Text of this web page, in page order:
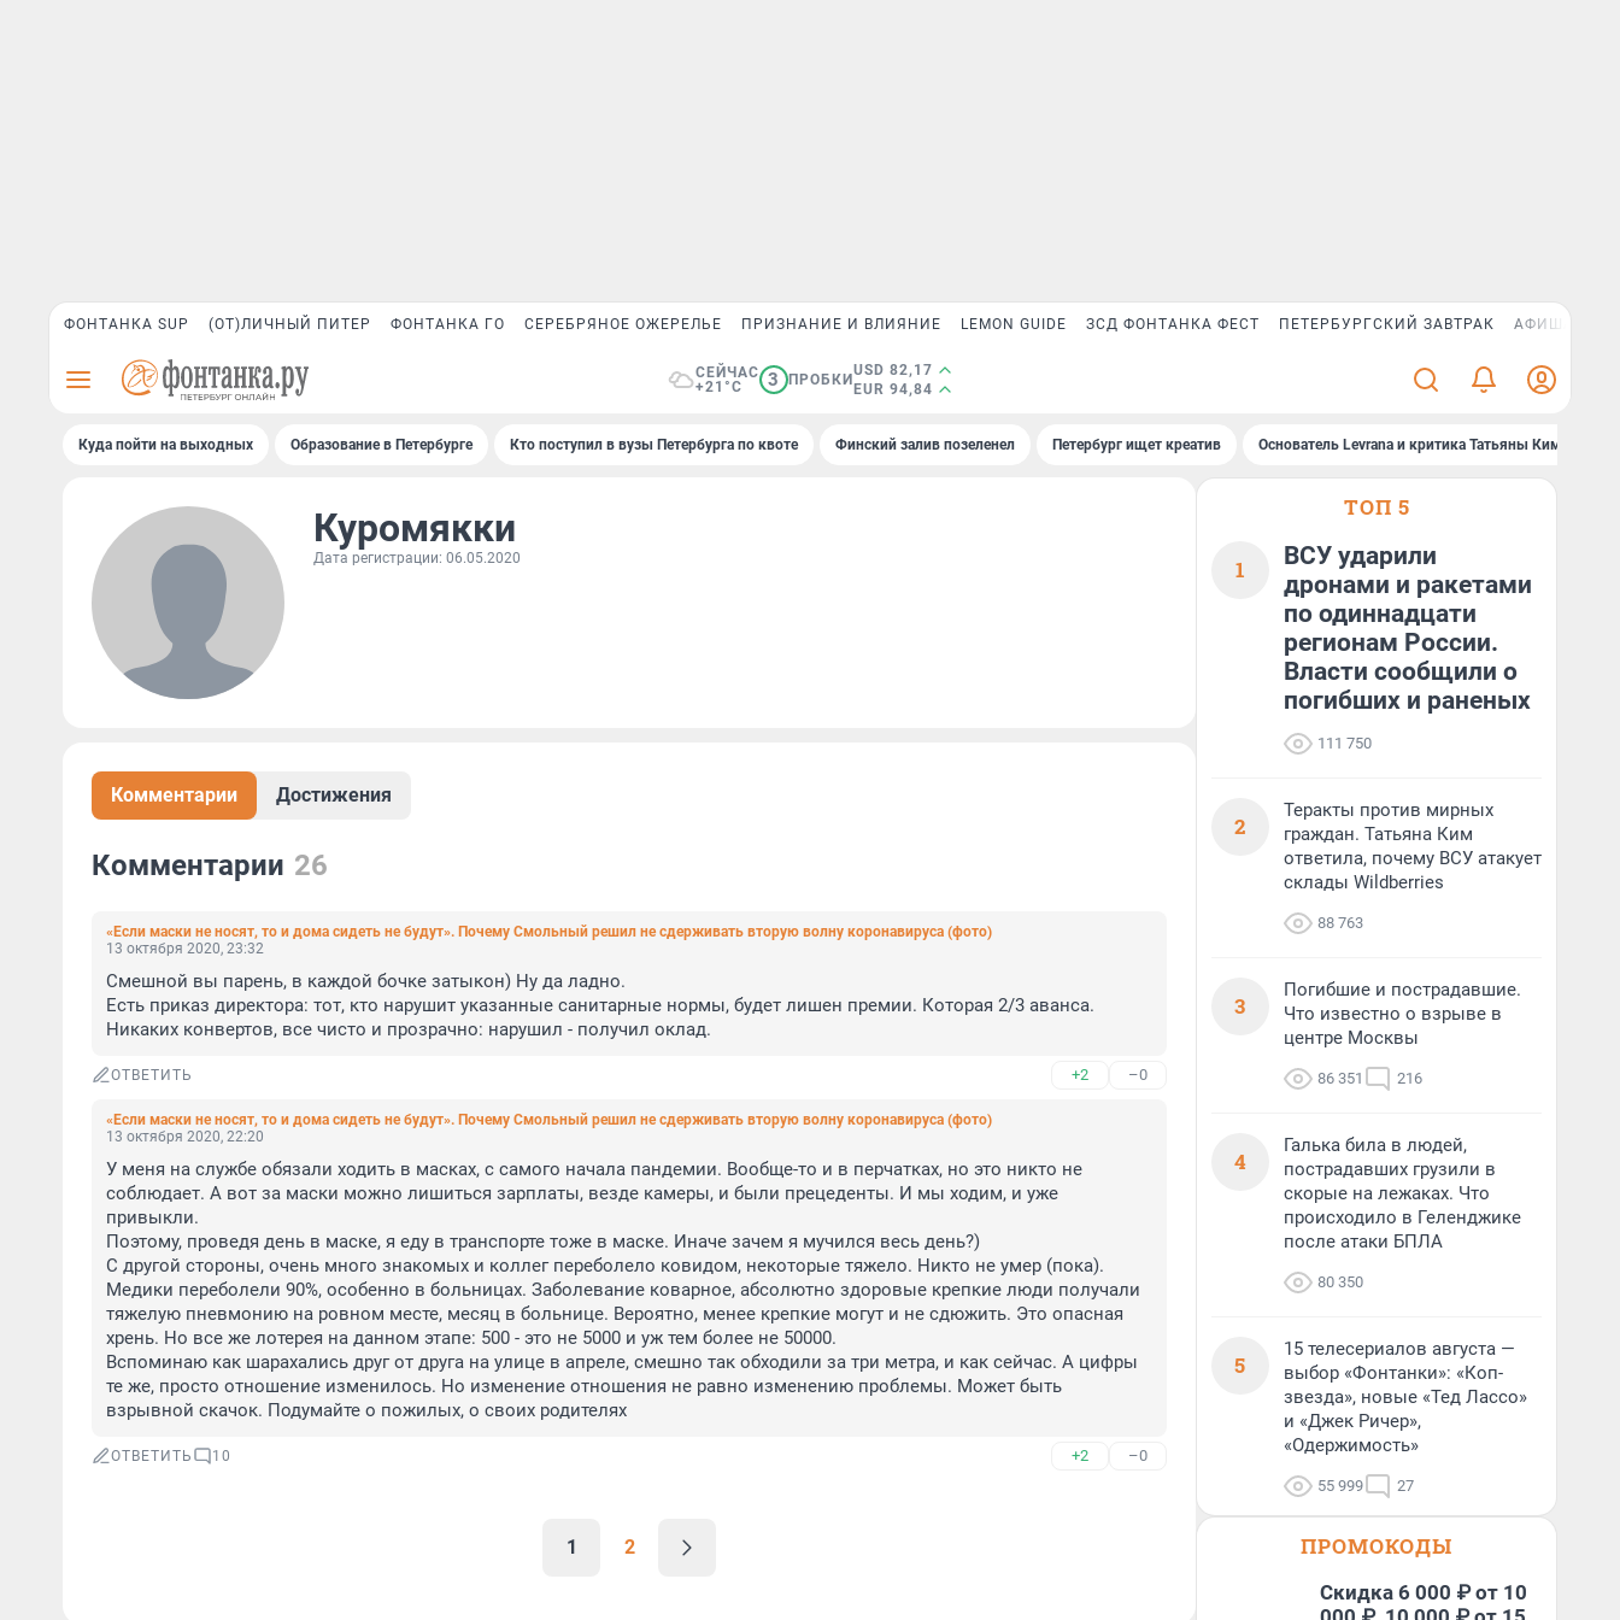
ФОНТАНКА SUP (ОТ)ЛИЧНЫЙ ПИТЕР ФОНТАНКА ГО СЕРЕБРЯНОЕ ОЖЕРЕЛЬЕ ПРИЗНАНИЕ И ВЛИЯНИЕ LEMON GUIDE ЗСД ФОНТАНКА ФЕСТ ПЕТЕРБУРГСКИЙ ЗАВТРАК АФИША PLUS
СЕЙЧАС
+21°C
3 ПРОБКИ
USD 82,17
EUR 94,84
Куда пойти на выходных Образование в Петербурге Кто поступил в вузы Петербурга по квоте Финский залив позеленел Петербург ищет креатив Основатель Levrana и критика Татьяны Ким
Куромякки
Дата регистрации: 06.05.2020
Комментарии Достижения
Комментарии 26
«Если маски не носят, то и дома сидеть не будут». Почему Смольный решил не сдерживать вторую волну коронавируса (фото)
13 октября 2020, 23:32
Смешной вы парень, в каждой бочке затыкон) Ну да ладно.
Есть приказ директора: тот, кто нарушит указанные санитарные нормы, будет лишен премии. Которая 2/3 аванса.
Никаких конвертов, все чисто и прозрачно: нарушил - получил оклад.
ОТВЕТИТЬ +2 –0
«Если маски не носят, то и дома сидеть не будут». Почему Смольный решил не сдерживать вторую волну коронавируса (фото)
13 октября 2020, 22:20
У меня на службе обязали ходить в масках, с самого начала пандемии. Вообще-то и в перчатках, но это никто не
соблюдает. А вот за маски можно лишиться зарплаты, везде камеры, и были прецеденты. И мы ходим, и уже
привыкли.
Поэтому, проведя день в маске, я еду в транспорте тоже в маске. Иначе зачем я мучился весь день?)
С другой стороны, очень много знакомых и коллег переболело ковидом, некоторые тяжело. Никто не умер (пока).
Медики переболели 90%, особенно в больницах. Заболевание коварное, абсолютно здоровые крепкие люди получали
тяжелую пневмонию на ровном месте, месяц в больнице. Вероятно, менее крепкие могут и не сдюжить. Это опасная
хрень. Но все же лотерея на данном этапе: 500 - это не 5000 и уж тем более не 50000.
Вспоминаю как шарахались друг от друга на улице в апреле, смешно так обходили за три метра, и как сейчас. А цифры
те же, просто отношение изменилось. Но изменение отношения не равно изменению проблемы. Может быть
взрывной скачок. Подумайте о пожилых, о своих родителях
ОТВЕТИТЬ 10 +2 –0
1 2
ТОП 5
1
ВСУ ударили
дронами и ракетами
по одиннадцати
регионам России.
Власти сообщили о
погибших и раненых
111 750
2
Теракты против мирных
граждан. Татьяна Ким
ответила, почему ВСУ атакует
склады Wildberries
88 763
3
Погибшие и пострадавшие.
Что известно о взрыве в
центре Москвы
86 351 216
4
Галька била в людей,
пострадавших грузили в
скорые на лежаках. Что
происходило в Геленджике
после атаки БПЛА
80 350
5
15 телесериалов августа —
выбор «Фонтанки»: «Коп-
звезда», новые «Тед Лассо»
и «Джек Ричер»,
«Одержимость»
55 999 27
ПРОМОКОДЫ
Скидка 6 000 ₽ от 10